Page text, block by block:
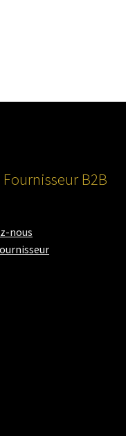
Fournisseur B2B
nous